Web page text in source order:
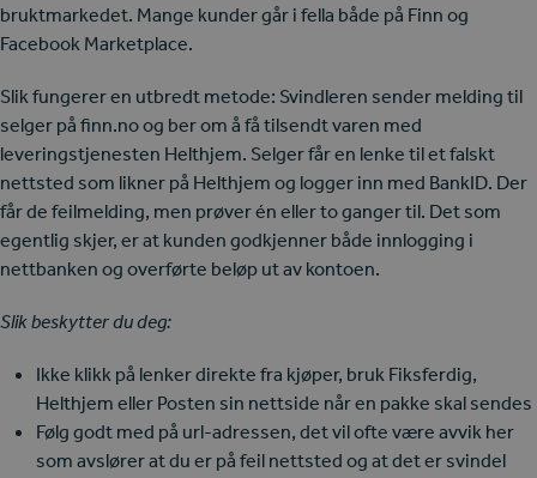
bruktmarkedet. Mange kunder går i fella både på Finn og
Facebook Marketplace.
Slik fungerer en utbredt metode: Svindleren sender melding til
selger på finn.no og ber om å få tilsendt varen med
leveringstjenesten Helthjem. Selger får en lenke til et falskt
nettsted som likner på Helthjem og logger inn med BankID. Der
får de feilmelding, men prøver én eller to ganger til. Det som
egentlig skjer, er at kunden godkjenner både innlogging i
nettbanken og overførte beløp ut av kontoen.
Slik beskytter du deg:
Ikke klikk på lenker direkte fra kjøper, bruk Fiksferdig,
Helthjem eller Posten sin nettside når en pakke skal sendes
Følg godt med på url-adressen, det vil ofte være avvik her
som avslører at du er på feil nettsted og at det er svindel